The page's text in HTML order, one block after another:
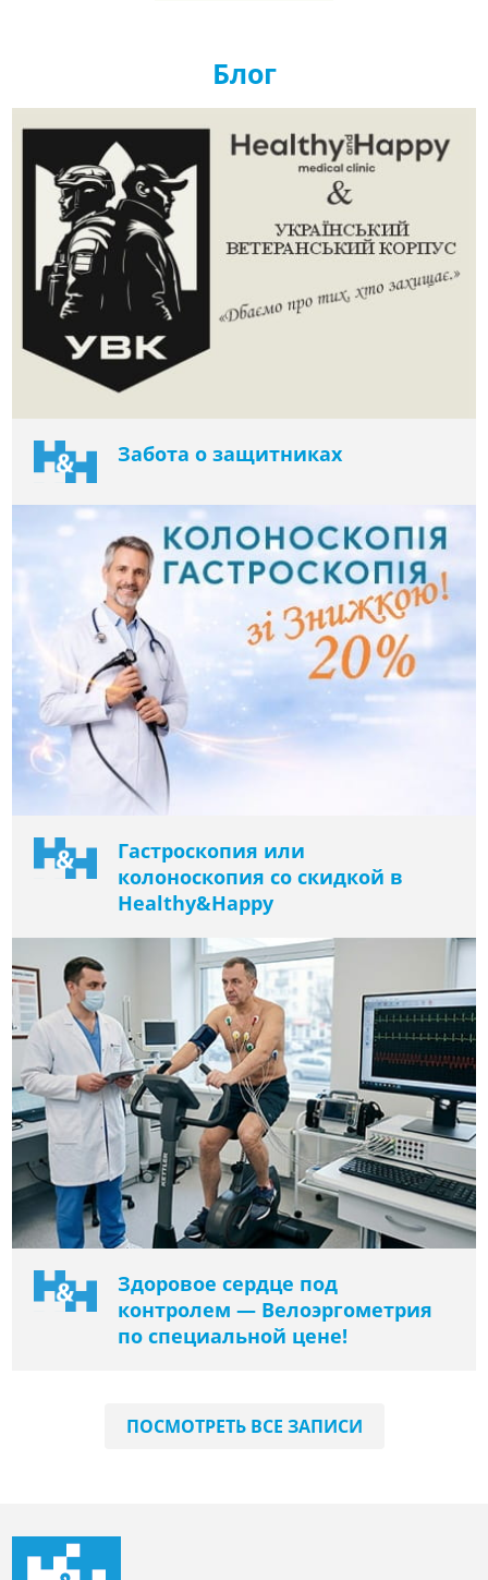
Блог
Забота о защитниках
Гастроскопия или
колоноскопия со скидкой в ​​
Healthy&Happy
Здоровое сердце под
контролем — Велоэргометрия
по специальной цене!
ПОСМОТРЕТЬ ВСЕ ЗАПИСИ